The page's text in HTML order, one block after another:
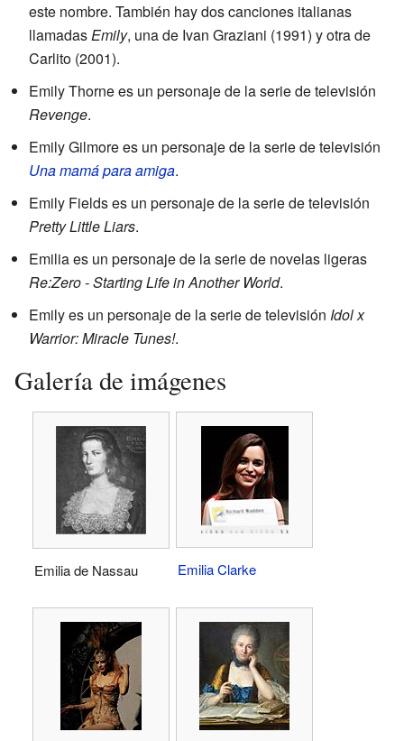
este nombre. También hay dos canciones italianas
llamadasEmily, una de Ivan Graziani (1991) y otra de
Carlito (2001).
Emily Thorne es un personaje de la serie de televisión
Revenge.
Emily Gilmore es un personaje de la serie de televisión
Una mamá para amiga.
Emily Fields es un personaje de la serie de televisión
Pretty Little Liars.
Emilia es un personaje de la serie de novelas ligeras
Re:Zero - Starting Life in Another World.
Emily es un personaje de la serie de televisión Idol x
Warrior: Miracle Tunes!.
Galería de imágenes
Emilia de Nassau Emilia Clarke